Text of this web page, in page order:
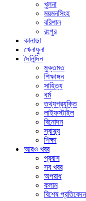
খুলনা
ময়মনসিংহ
বরিশাল
রংপুর
কানাডা
খেলাধুলা
দৈনিন্দিন
মুক্তমত
শিক্ষাঙ্গন
সাহিত্য
ধর্ম
তথ্যপ্রযুক্তি
লাইফস্টাইল
বিনোদন
স্বাস্থ্য
শিক্ষা
আরও খবর
প্রবাস
সব খবর
অপরাধ
কলাম
বিশেষ প্রতিবেদন